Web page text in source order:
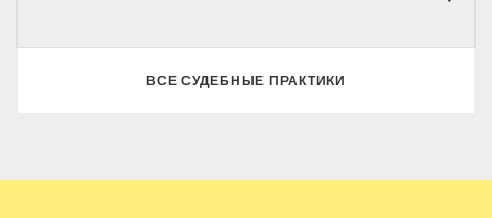
ВСЕ СУДЕБНЫЕ ПРАКТИКИ